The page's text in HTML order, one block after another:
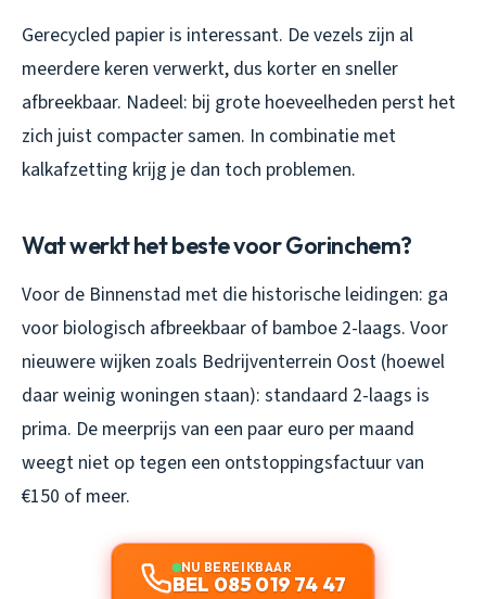
Gerecycled papier is interessant. De vezels zijn al
meerdere keren verwerkt, dus korter en sneller
afbreekbaar. Nadeel: bij grote hoeveelheden perst het
zich juist compacter samen. In combinatie met
kalkafzetting krijg je dan toch problemen.
Wat werkt het beste voor Gorinchem?
Voor de Binnenstad met die historische leidingen: ga
voor biologisch afbreekbaar of bamboe 2-laags. Voor
nieuwere wijken zoals Bedrijventerrein Oost (hoewel
daar weinig woningen staan): standaard 2-laags is
prima. De meerprijs van een paar euro per maand
weegt niet op tegen een ontstoppingsfactuur van
€150 of meer.
NU BEREIKBAAR
BEL 085 019 74 47